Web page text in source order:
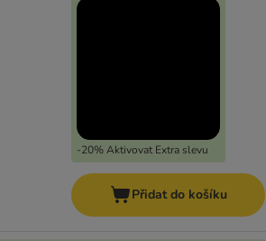
-20% Aktivovat Extra slevu
Přidat do košíku